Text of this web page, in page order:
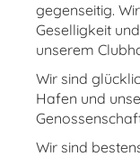
gegenseitig.
Geselligkeit
unserem
Wir sind
Hafen und
Wir sind